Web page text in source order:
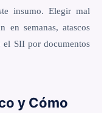
insumo. Elegir mal
en semanas, atascos
el SII por documentos
y Cómo